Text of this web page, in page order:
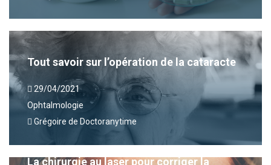
Tout savoir sur l’opération de la cataracte
29/04/2021
Ophtalmologie
Grégoire de Doctoranytime
La chirurgie au laser pour corriger la